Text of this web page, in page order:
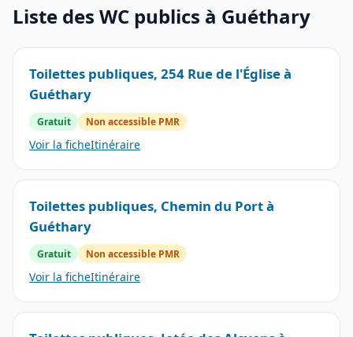
Liste des WC publics à Guéthary
Toilettes publiques, 254 Rue de l'Église à
Guéthary
Gratuit Non accessible PMR
Voir la ficheItinéraire
Toilettes publiques, Chemin du Port à
Guéthary
Gratuit Non accessible PMR
Voir la ficheItinéraire